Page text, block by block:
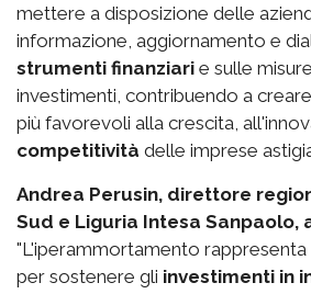
mettere a disposizione delle
informazione, aggiornamento e
strumenti finanziari e sulle
investimenti, contribuendo a
più favorevoli alla crescita,
competitività delle imprese
Andrea Perusin, direttore
Sud e Liguria Intesa Sanpaolo,
"L'iperammortamento
per sostenere gli investimenti in